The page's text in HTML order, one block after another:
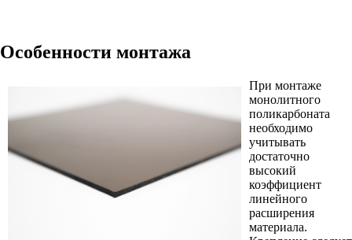
Особенности монтажа
При монтаже
монолитного
поликарбоната
необходимо
учитывать
достаточно
высокий
коэффициент
линейного
расширения
материала.